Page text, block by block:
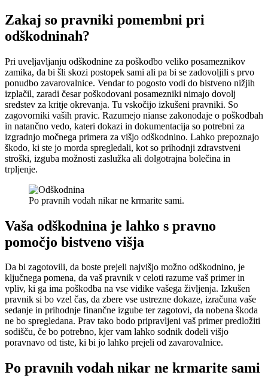
Zakaj so pravniki pomembni pri
odškodninah?
Pri uveljavljanju odškodnine za poškodbo veliko posameznikov
zamika, da bi šli skozi postopek sami ali pa bi se zadovoljili s prvo
ponudbo zavarovalnice. Vendar to pogosto vodi do bistveno nižjih
izplačil, zaradi česar poškodovani posamezniki nimajo dovolj
sredstev za kritje okrevanja. Tu vskočijo izkušeni pravniki. So
zagovorniki vaših pravic. Razumejo nianse zakonodaje o poškodbah
in natančno vedo, kateri dokazi in dokumentacija so potrebni za
izgradnjo močnega primera za višjo odškodnino. Lahko prepoznajo
škodo, ki ste jo morda spregledali, kot so prihodnji zdravstveni
stroški, izguba možnosti zaslužka ali dolgotrajna bolečina in
trpljenje.
Po pravnih vodah nikar ne krmarite sami.
Vaša odškodnina je lahko s pravno
pomočjo bistveno višja
Da bi zagotovili, da boste prejeli najvišjo možno odškodnino, je
ključnega pomena, da vaš pravnik v celoti razume vaš primer in
vpliv, ki ga ima poškodba na vse vidike vašega življenja. Izkušen
pravnik si bo vzel čas, da zbere vse ustrezne dokaze, izračuna vaše
sedanje in prihodnje finančne izgube ter zagotovi, da nobena škoda
ne bo spregledana. Prav tako bodo pripravljeni vaš primer predložiti
sodišču, če bo potrebno, kjer vam lahko sodnik dodeli višjo
poravnavo od tiste, ki bi jo lahko prejeli od zavarovalnice.
Po pravnih vodah nikar ne krmarite sami